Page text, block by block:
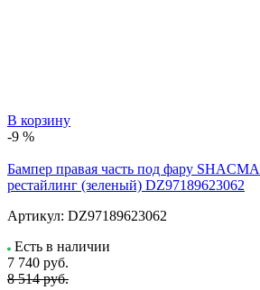
В корзину
-9 %
Бампер правая часть под фару
рестайлинг (зеленый) DZ97189623062
Артикул: DZ97189623062
Есть в наличии
7 740 руб.
8 514 руб.